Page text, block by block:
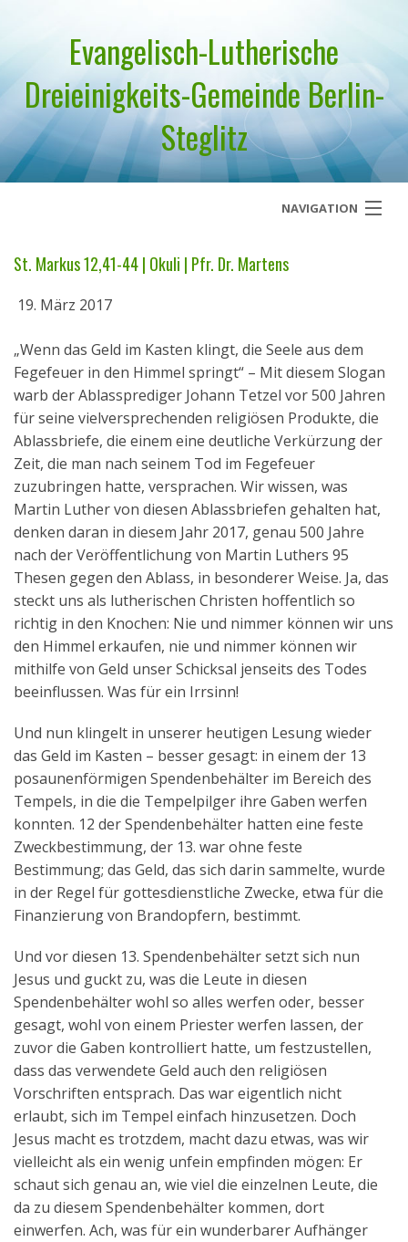
Evangelisch-Lutherische
Dreieinigkeits-Gemeinde Berlin-
Steglitz
NAVIGATION
Über uns
Geistliches Wort
Termine
Aktuelles
Kontakt
English
St. Markus 12,41-44 | Okuli | Pfr. Dr. Martens
19. März 2017
„Wenn das Geld im Kasten klingt, die Seele aus dem
Fegefeuer in den Himmel springt“ – Mit diesem Slogan
warb der Ablassprediger Johann Tetzel vor 500 Jahren
für seine vielversprechenden religiösen Produkte, die
Ablassbriefe, die einem eine deutliche Verkürzung der
Zeit, die man nach seinem Tod im Fegefeuer
zuzubringen hatte, versprachen. Wir wissen, was
Martin Luther von diesen Ablassbriefen gehalten hat,
denken daran in diesem Jahr 2017, genau 500 Jahre
nach der Veröffentlichung von Martin Luthers 95
Thesen gegen den Ablass, in besonderer Weise. Ja, das
steckt uns als lutherischen Christen hoffentlich so
richtig in den Knochen: Nie und nimmer können wir uns
den Himmel erkaufen, nie und nimmer können wir
mithilfe von Geld unser Schicksal jenseits des Todes
beeinflussen. Was für ein Irrsinn!
Und nun klingelt in unserer heutigen Lesung wieder
das Geld im Kasten – besser gesagt: in einem der 13
posaunenförmigen Spendenbehälter im Bereich des
Tempels, in die die Tempelpilger ihre Gaben werfen
konnten. 12 der Spendenbehälter hatten eine feste
Zweckbestimmung, der 13. war ohne feste
Bestimmung; das Geld, das sich darin sammelte, wurde
in der Regel für gottesdienstliche Zwecke, etwa für die
Finanzierung von Brandopfern, bestimmt.
Und vor diesen 13. Spendenbehälter setzt sich nun
Jesus und guckt zu, was die Leute in diesen
Spendenbehälter wohl so alles werfen oder, besser
gesagt, wohl von einem Priester werfen lassen, der
zuvor die Gaben kontrolliert hatte, um festzustellen,
dass das verwendete Geld auch den religiösen
Vorschriften entsprach. Das war eigentlich nicht
erlaubt, sich im Tempel einfach hinzusetzen. Doch
Jesus macht es trotzdem, macht dazu etwas, was wir
vielleicht als ein wenig unfein empfinden mögen: Er
schaut sich genau an, wie viel die einzelnen Leute, die
da zu diesem Spendenbehälter kommen, dort
einwerfen. Ach, was für ein wunderbarer Aufhänger